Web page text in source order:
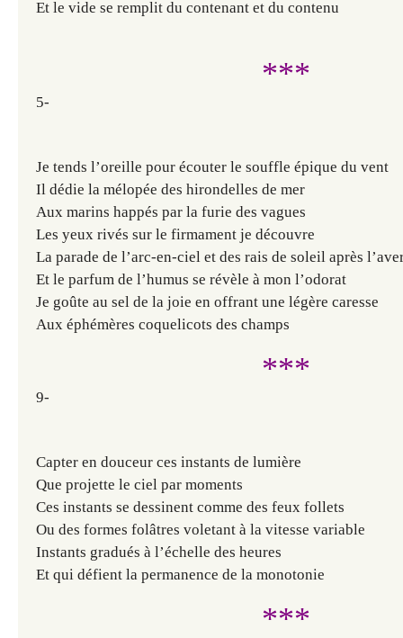
Et le vide se remplit du contenant et du contenu
***
5-
Je tends l’oreille pour écouter le souffle épique du vent
Il dédie la mélopée des hirondelles de mer
Aux marins happés par la furie des vagues
Les yeux rivés sur le firmament je découvre
La parade de l’arc-en-ciel et des rais de soleil après
Et le parfum de l’humus se révèle à mon l’odorat
Je goûte au sel de la joie en offrant une légère caresse
Aux éphémères coquelicots des champs
***
9-
Capter en douceur ces instants de lumière
Que projette le ciel par moments
Ces instants se dessinent comme des feux follets
Ou des formes folâtres voletant à la vitesse variable
Instants gradués à l’échelle des heures
Et qui défient la permanence de la monotonie
***